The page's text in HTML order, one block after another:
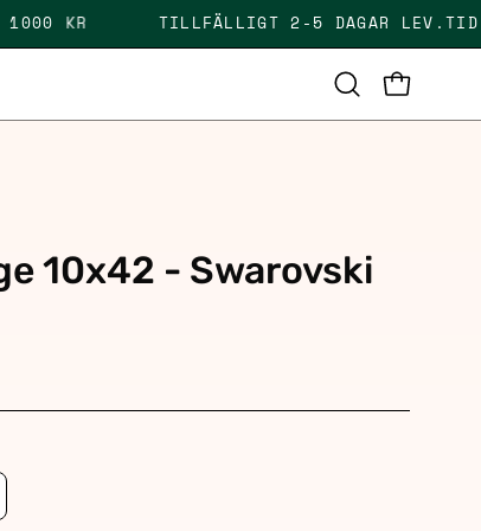
1000 KR TILLFÄLLIGT 2-5 DAGAR
Open
search
OPEN
10x42 - Swarovski